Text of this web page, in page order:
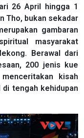
26 April hingga 1
Tho, bukan sekadar
gambaran
masyarakat
Berawal dari
200 jenis kue
kisah
tengah kehidupan